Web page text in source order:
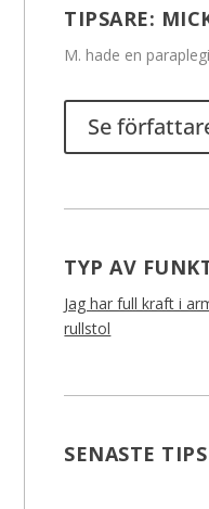
TIPSARE:
M. hade en
Se
TYP AV
Jag har full kraft i
rullstol
SENASTE TIPS